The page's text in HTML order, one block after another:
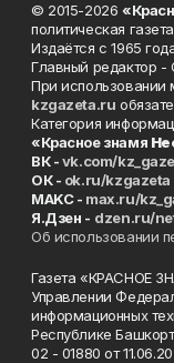
© 2015-2026
политическая
Издаётся с 1965
Главный редактор
При использовании
kzgazeta.ru
Категория
«Красное знамя
ВК -vk.com/
ОК - ok.ru/kzgazeta
MAKC - max.ru/
Я.Дзен - dzen.ru/
Об использовании
Газета «КРАСНОЕ
Управлении
информационных
Республике
02 - 01880 от